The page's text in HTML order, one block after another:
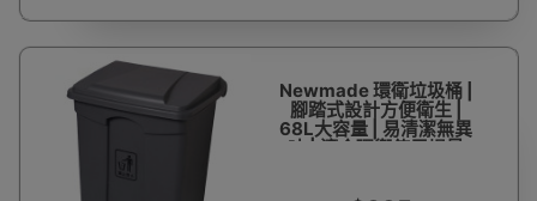
Newmade 環衛垃圾桶 |
腳踏式設計方便衛生 |
68L大容量 | 易清潔無異
味 | 適合環衛使用場景